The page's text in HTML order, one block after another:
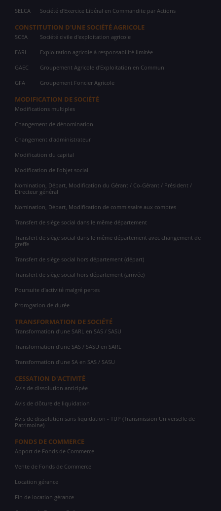
SELCA Société d'Exercice Libéral en Commandite par Actions
CONSTITUTION D'UNE SOCIÉTÉ AGRICOLE
SCEA Société civile d'exploitation agricole
EARL Exploitation agricole à responsabilité limitée
GAEC Groupement Agricole d'Exploitation en Commun
GFA Groupement Foncier Agricole
MODIFICATION DE SOCIÉTÉ
Modifications multiples
Changement de dénomination
Changement d'administrateur
Modification du capital
Modification de l'objet social
Nomination, Départ, Modification du Gérant / Co-Gérant / Président /
Directeur général
Nomination, Départ, Modification de commissaire aux comptes
Transfert de siège social dans le même département
Transfert de siège social dans le même département avec changement de
greffe
Transfert de siège social hors département (départ)
Transfert de siège social hors département (arrivée)
Poursuite d'activité malgré pertes
Prorogation de durée
TRANSFORMATION DE SOCIÉTÉ
Transformation d'une SARL en SAS / SASU
Transformation d'une SAS / SASU en SARL
Transformation d'une SA en SAS / SASU
CESSATION D'ACTIVITÉ
Avis de dissolution anticipée
Avis de clôture de liquidation
Avis de dissolution sans liquidation - TUP (Transmission Universelle de
Patrimoine)
FONDS DE COMMERCE
Apport de Fonds de Commerce
Vente de Fonds de Commerce
Location gérance
Fin de location gérance